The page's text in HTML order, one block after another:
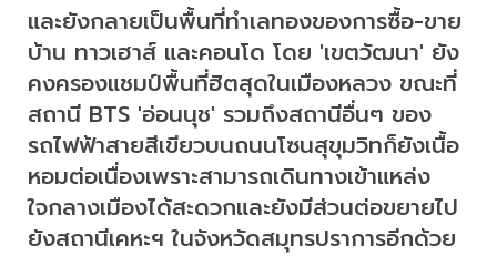
และยังกลายเป็นพื้นที่ทำเลทองของการซื้อ-ขาย
บ้าน ทาวเฮาส์ และคอนโด โดย 'เขตวัฒนา' ยัง
คงครองแชมป์พื้นที่ฮิตสุดในเมืองหลวง ขณะที่
สถานี BTS 'อ่อนนุช' รวมถึงสถานีอื่นๆ ของ
รถไฟฟ้าสายสีเขียวบนถนนโซนสุขุมวิทก็ยังเนื้อ
หอมต่อเนื่องเพราะสามารถเดินทางเข้าแหล่ง
ใจกลางเมืองได้สะดวกและยังมีส่วนต่อขยายไป
ยังสถานีเคหะฯ ในจังหวัดสมุทรปราการอีกด้วย